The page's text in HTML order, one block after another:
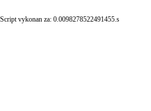
Script vykonan za: 0.0098278522491455.s